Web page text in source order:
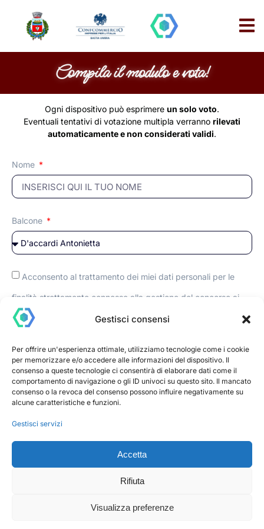
Gestisci consensi
Per offrire un'esperienza ottimale, utilizziamo tecnologie come i cookie
per memorizzare e/o accedere alle informazioni del dispositivo. Il
consenso a queste tecnologie ci consentirà di elaborare dati come il
comportamento di navigazione o gli ID univoci su questo sito. Il mancato
consenso o la revoca del consenso possono influire negativamente su
alcune caratteristiche e funzioni.
Gestisci servizi
Accetta
Rifiuta
Visualizza preferenze
Compila il modulo e vota!
Ogni dispositivo può esprimere un solo voto.
Eventuali tentativi di votazione multipla verranno rilevati
automaticamente e non considerati validi.
Nome
Balcone
Acconsento al trattamento dei miei dati personali per le
finalità strettamente connesse alla gestione del concorso ai
sensi del Regolamento UE 2016/679 (GDPR). I dati non
Vota!
Realizzazione tecnica a cura di Devhook per Confcommercio
DEVHOOK